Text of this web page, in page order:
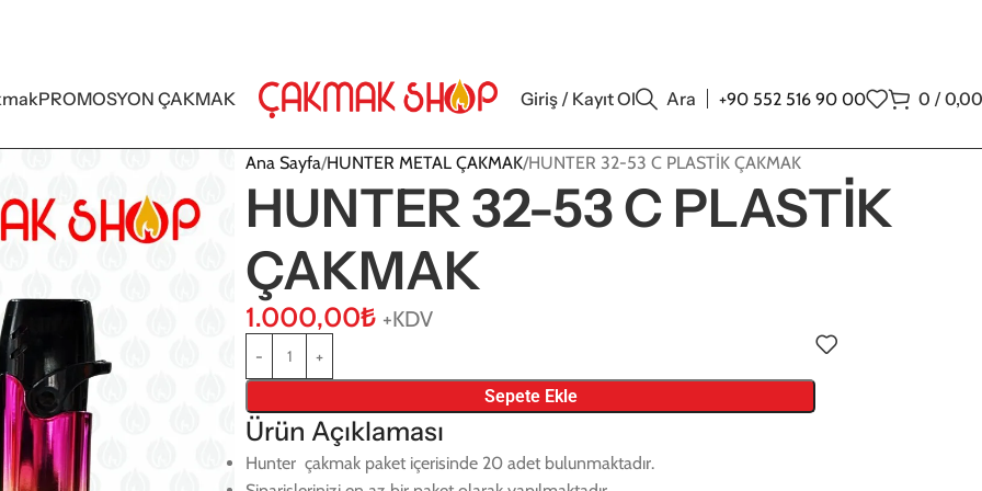
PROMOSYON ÇAKMAK Giriş / Kayıt Ol Ara +90 552 516 90 00 0 /0,00
Ana Sayfa HUNTER METAL ÇAKMAK HUNTER 32-53 C PLASTİK ÇAKMAK
HUNTER 32-53 C PLASTİK
ÇAKMAK
1.000,00₺ +KDV
Sepete Ekle
Ürün Açıklaması
Hunter çakmak paket içerisinde 20 adet bulunmaktadır.